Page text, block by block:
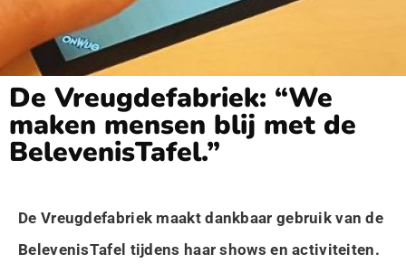
De Vreugdefabriek: “We
maken mensen blij met de
BelevenisTafel.”
De Vreugdefabriek maakt dankbaar gebruik van de
BelevenisTafel tijdens haar shows en activiteiten.